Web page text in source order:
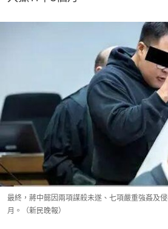
最終，蔣中懿因兩項謀殺未遂、七項嚴重強姦及
月。（新民晚報）